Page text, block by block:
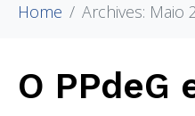
Home Archives: Maio
O PPdeG